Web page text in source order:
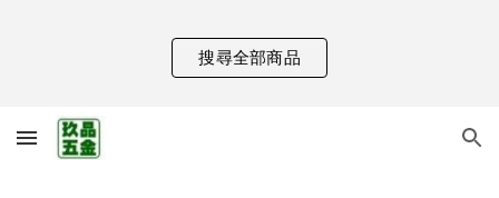
Skip to main content
搜尋全部商品